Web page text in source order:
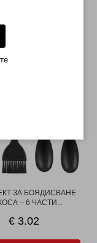
за ръка!
ОЩЕ
ЗА БОЯДИСВАНЕ
– 6 ЧАСТИ...
€ 3.02